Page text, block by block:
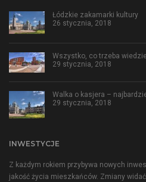
Łódzkie zakamarki kultury
26 stycznia, 2018
Wszystko, co trzeba
29 stycznia, 2018
Walka o kasjera –
29 stycznia, 2018
INWESTYCJE
Z każdym rokiem przybywa nowych
jakość życia mieszkańców. Zmiany